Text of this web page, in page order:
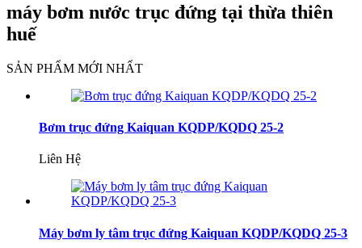
máy bơm nước trục đứng tại thừa thiên
huế
SẢN PHẨM MỚI NHẤT
Bơm trục đứng Kaiquan KQDP/KQDQ 25-2
Liên Hệ
Máy bơm ly tâm trục đứng Kaiquan KQDP/KQDQ 25-3